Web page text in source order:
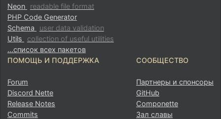
Neon
readable file format
PHP Code Generator
Schema
user data validation
Utils
collection of useful utilities
...список всех пакетов
ПОМОЩЬ И ПОДДЕРЖКА
Forum
Discord Nette
Release Notes
Commits
СООБЩЕСТВО
Партнеры и спонсоры
GitHub
Componette
Зал славы